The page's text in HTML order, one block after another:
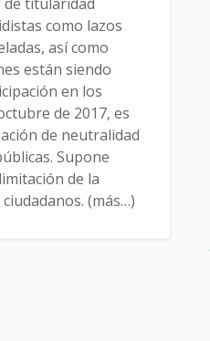
como lazos
así como
están siendo
en los
de 2017, es
de neutralidad
Supone
de la
(más…)